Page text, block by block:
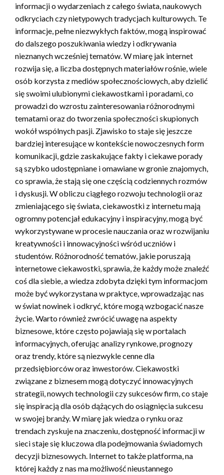
informacji o wydarzeniach z całego świata, naukowych
odkryciach czy nietypowych tradycjach kulturowych. Te
informacje, pełne niezwykłych faktów, mogą inspirować
do dalszego poszukiwania wiedzy i odkrywania
nieznanych wcześniej tematów. W miarę jak internet
rozwija się, a liczba dostępnych materiałów rośnie, wiele
osób korzysta z mediów społecznościowych, aby dzielić
się swoimi ulubionymi ciekawostkami i poradami, co
prowadzi do wzrostu zainteresowania różnorodnymi
tematami oraz do tworzenia społeczności skupionych
wokół wspólnych pasji. Zjawisko to staje się jeszcze
bardziej interesujące w kontekście nowoczesnych form
komunikacji, gdzie zaskakujące fakty i ciekawe porady
są szybko udostępniane i omawiane w gronie znajomych,
co sprawia, że stają się one częścią codziennych rozmów
i dyskusji. W obliczu ciągłego rozwoju technologii oraz
zmieniającego się świata, ciekawostki z internetu mają
ogromny potencjał edukacyjny i inspiracyjny, mogą być
wykorzystywane w procesie nauczania oraz w rozwijaniu
kreatywności i innowacyjności wśród uczniów i
studentów. Różnorodność tematów, jakie poruszają
internetowe ciekawostki, sprawia, że każdy może znaleźć
coś dla siebie, a wiedza zdobyta dzięki tym informacjom
może być wykorzystana w praktyce, wprowadzając nas
w świat nowinek i odkryć, które mogą wzbogacić nasze
życie. Warto również zwrócić uwagę na aspekty
biznesowe, które często pojawiają się w portalach
informacyjnych, oferując analizy rynkowe, prognozy
oraz trendy, które są niezwykle cenne dla
przedsiębiorców oraz inwestorów. Ciekawostki
związane z biznesem mogą dotyczyć innowacyjnych
strategii, nowych technologii czy sukcesów firm, co staje
się inspiracją dla osób dążących do osiągnięcia sukcesu
w swojej branży. W miarę jak wiedza o rynku oraz
trendach zyskuje na znaczeniu, dostępność informacji w
sieci staje się kluczowa dla podejmowania świadomych
decyzji biznesowych. Internet to także platforma, na
której każdy z nas ma możliwość nieustannego